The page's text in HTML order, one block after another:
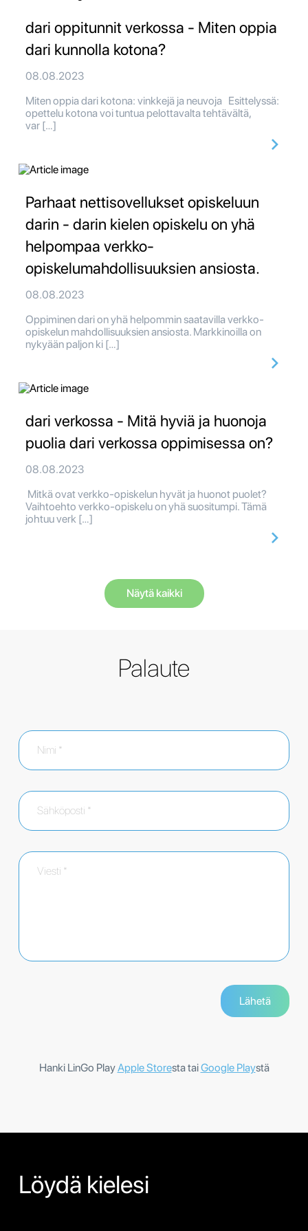
dari oppitunnit verkossa - Miten oppia
dari kunnolla kotona?
08.08.2023
Miten oppia dari kotona: vinkkejä ja neuvoja Esittelyssä:
opettelu kotona voi tuntua pelottavalta tehtävältä,
var […]
Parhaat nettisovellukset opiskeluun
darin - darin kielen opiskelu on yhä
helpompaa verkko-
opiskelumahdollisuuksien ansiosta.
08.08.2023
Oppiminen dari on yhä helpommin saatavilla verkko-
opiskelun mahdollisuuksien ansiosta. Markkinoilla on
nykyään paljon ki […]
dari verkossa - Mitä hyviä ja huonoja
puolia dari verkossa oppimisessa on?
08.08.2023
Mitkä ovat verkko-opiskelun hyvät ja huonot puolet?
Vaihtoehto verkko-opiskelu on yhä suositumpi. Tämä
johtuu verk […]
Näytä kaikki
Palaute
Hanki LinGo PlayApple Storesta taiGoogle Playstä
Löydä kielesi